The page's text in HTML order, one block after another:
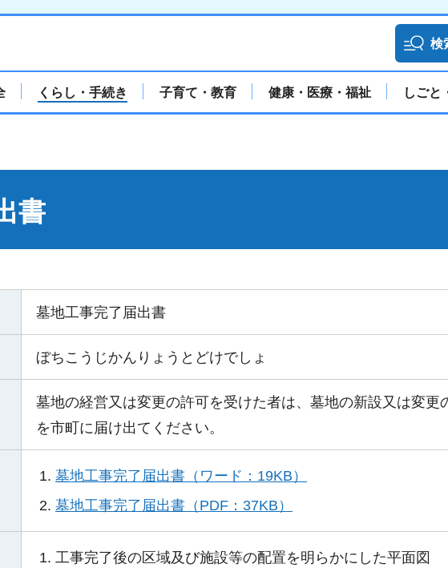
検
くらし・手続き 子育て・教育 健康・医療・福祉 しごと
書
墓地工事完了届出書
ぼちこうじかんりょうとどけでしょ
墓地の経営又は変更の許可を受けた者は、墓地の新設又は変
を市町に届け出てください。
墓地工事完了届出書（ワード：19KB）
墓地工事完了届出書（PDF：37KB）
工事完了後の区域及び施設等の配置を明らかにした平面図